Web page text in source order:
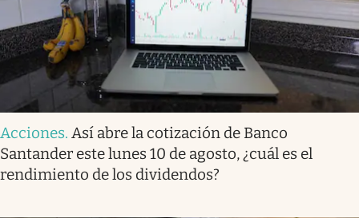
Acciones. Así abre la cotización de Banco
Santander este lunes 10 de agosto, ¿cuál es el
rendimiento de los dividendos?